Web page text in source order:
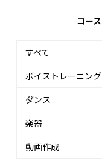
コース
すべて
ボイストレーニング
ダンス
楽器
動画作成